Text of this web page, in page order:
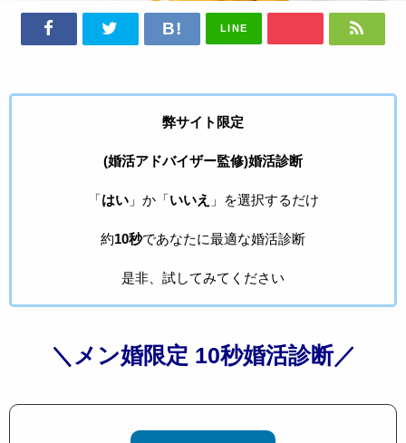
LINE
弊サイト限定
(婚活アドバイザー監修)婚活診断
「はい」か「いいえ 」を選択するだけ
約10秒であなたに最適な婚活診断
是非、試してみてください
＼メン婚限定 10秒婚活診断／